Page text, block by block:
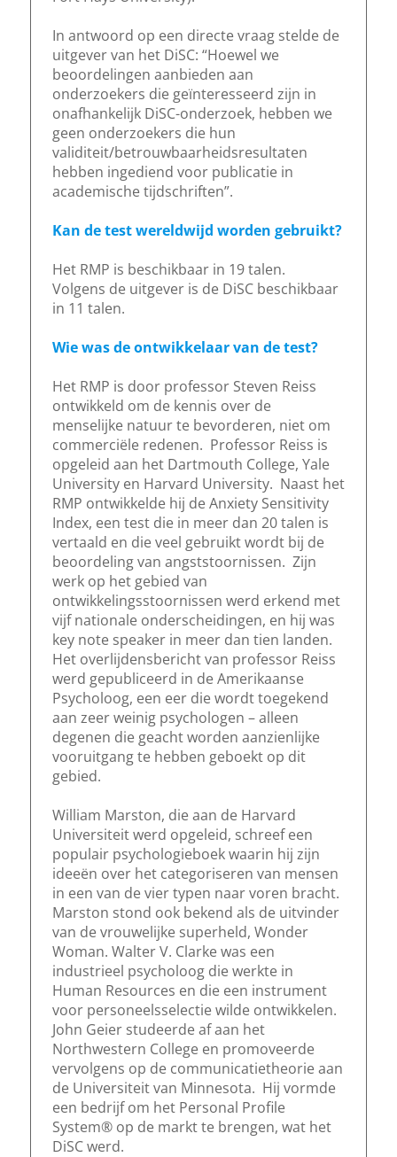
In antwoord op een directe vraag stelde de
uitgever van het DiSC: “Hoewel we
beoordelingen aanbieden aan
onderzoekers die geïnteresseerd zijn in
onafhankelijk DiSC-onderzoek, hebben we
geen onderzoekers die hun
validiteit/betrouwbaarheidsresultaten
hebben ingediend voor publicatie in
academische tijdschriften”.
Kan de test wereldwijd worden gebruikt?
Het RMP is beschikbaar in 19 talen.
Volgens de uitgever is de DiSC beschikbaar
in 11 talen.
Wie was de ontwikkelaar van de test?
Het RMP is door professor Steven Reiss
ontwikkeld om de kennis over de
menselijke natuur te bevorderen, niet om
commerciële redenen. Professor Reiss is
opgeleid aan het Dartmouth College, Yale
University en Harvard University. Naast het
RMP ontwikkelde hij de Anxiety Sensitivity
Index, een test die in meer dan 20 talen is
vertaald en die veel gebruikt wordt bij de
beoordeling van angststoornissen. Zijn
werk op het gebied van
ontwikkelingsstoornissen werd erkend met
vijf nationale onderscheidingen, en hij was
key note speaker in meer dan tien landen.
Het overlijdensbericht van professor Reiss
werd gepubliceerd in de Amerikaanse
Psycholoog, een eer die wordt toegekend
aan zeer weinig psychologen – alleen
degenen die geacht worden aanzienlijke
vooruitgang te hebben geboekt op dit
gebied.
William Marston, die aan de Harvard
Universiteit werd opgeleid, schreef een
populair psychologieboek waarin hij zijn
ideeën over het categoriseren van mensen
in een van de vier typen naar voren bracht.
Marston stond ook bekend als de uitvinder
van de vrouwelijke superheld, Wonder
Woman. Walter V. Clarke was een
industrieel psycholoog die werkte in
Human Resources en die een instrument
voor personeelsselectie wilde ontwikkelen.
John Geier studeerde af aan het
Northwestern College en promoveerde
vervolgens op de communicatietheorie aan
de Universiteit van Minnesota. Hij vormde
een bedrijf om het Personal Profile
System® op de markt te brengen, wat het
DiSC werd.